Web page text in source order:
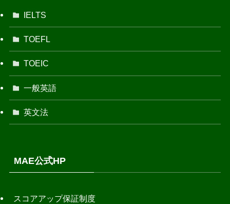
IELTS
TOEFL
TOEIC
一般英語
英文法
MAE公式HP
スコアアップ保証制度